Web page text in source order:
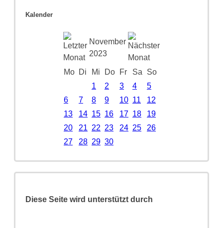
Kalender
November
2023
Mo Di Mi Do Fr Sa
So
1
2 3 4
5
6
7 8 9 10 11
12
13
14 15 16 17 18
19
20
21 22 23 24 25
26
27
28 29 30
Diese Seite wird unterstützt durch